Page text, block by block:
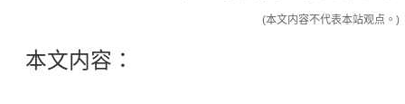
(本文内容不代表本站观点。)
本文内容：